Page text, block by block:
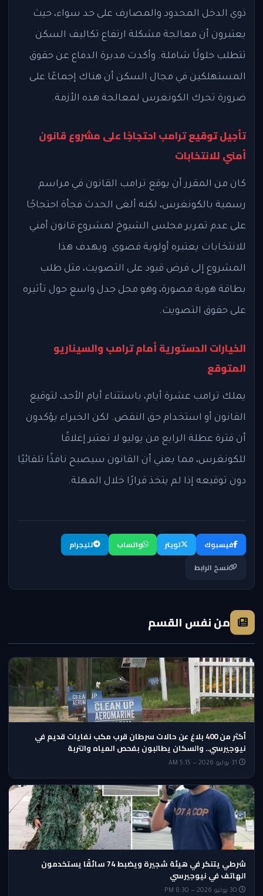
ذوي الدخل المحدود والمصارف على حد سواء، حيث
يعتبرون أن معالجة مشكلة ارتفاع تكاليف السكن
تتطلب حلولًا شاملة. وأكدت مديرة الدفاع عن حقوق
المستهلكين في مجال السكن أن هناك إجماعًا على
ضرورة تحرك الكونغرس لمعالجة هذه الأزمة.
تأجيل توقيع ترامب احتجاجًا على مشروع قانون
أمني للانتخابات
كان من المقرر أن يوقع ترامب القانون في مراسم
رسمية بالكونغرس، لكنه ألغى الحدث فجأة احتجاجًا
على عدم تمرير مجلس الشيوخ لمشروع قانون أمني
للانتخابات يعتبره أولوية قصوى. ويهدف هذا
المشروع إلى فرض قيود على التصويت، مثل طلب
بطاقة هوية مصورة، وهو محل جدل واسع حول تأثيره
على حقوق التصويت.
الخيارات الدستورية أمام ترامب والسيناريو
المتوقع
يملك ترامب عشرة أيام، باستثناء أيام الأحد، لتوقيع
القانون أو استخدام حق النقض. لكن الخبراء يؤكدون
أن فترة عطلة الرابع من يوليو لا تعتبر إغلاقًا
للكونغرس، مما يعني أن القانون سيصبح نافذًا تلقائيًا
دون توقيعه إذا لم يتخذ قرارًا خلال المهلة.
فيسبوك تويتر واتساب
تليجرام
نسخ الرابط
من نفس القسم
أكثر من 400 بلاغ عن حالات سرطان قرب مكب نفايات قديم في
نيوجيرسي.. والسكان يطالبون بفحص المياه والتربة
شرطي يتنكر في هيئة شجيرة ويضبط 74 سائقًا يستخدمون
الهاتف في نيوجيرسي